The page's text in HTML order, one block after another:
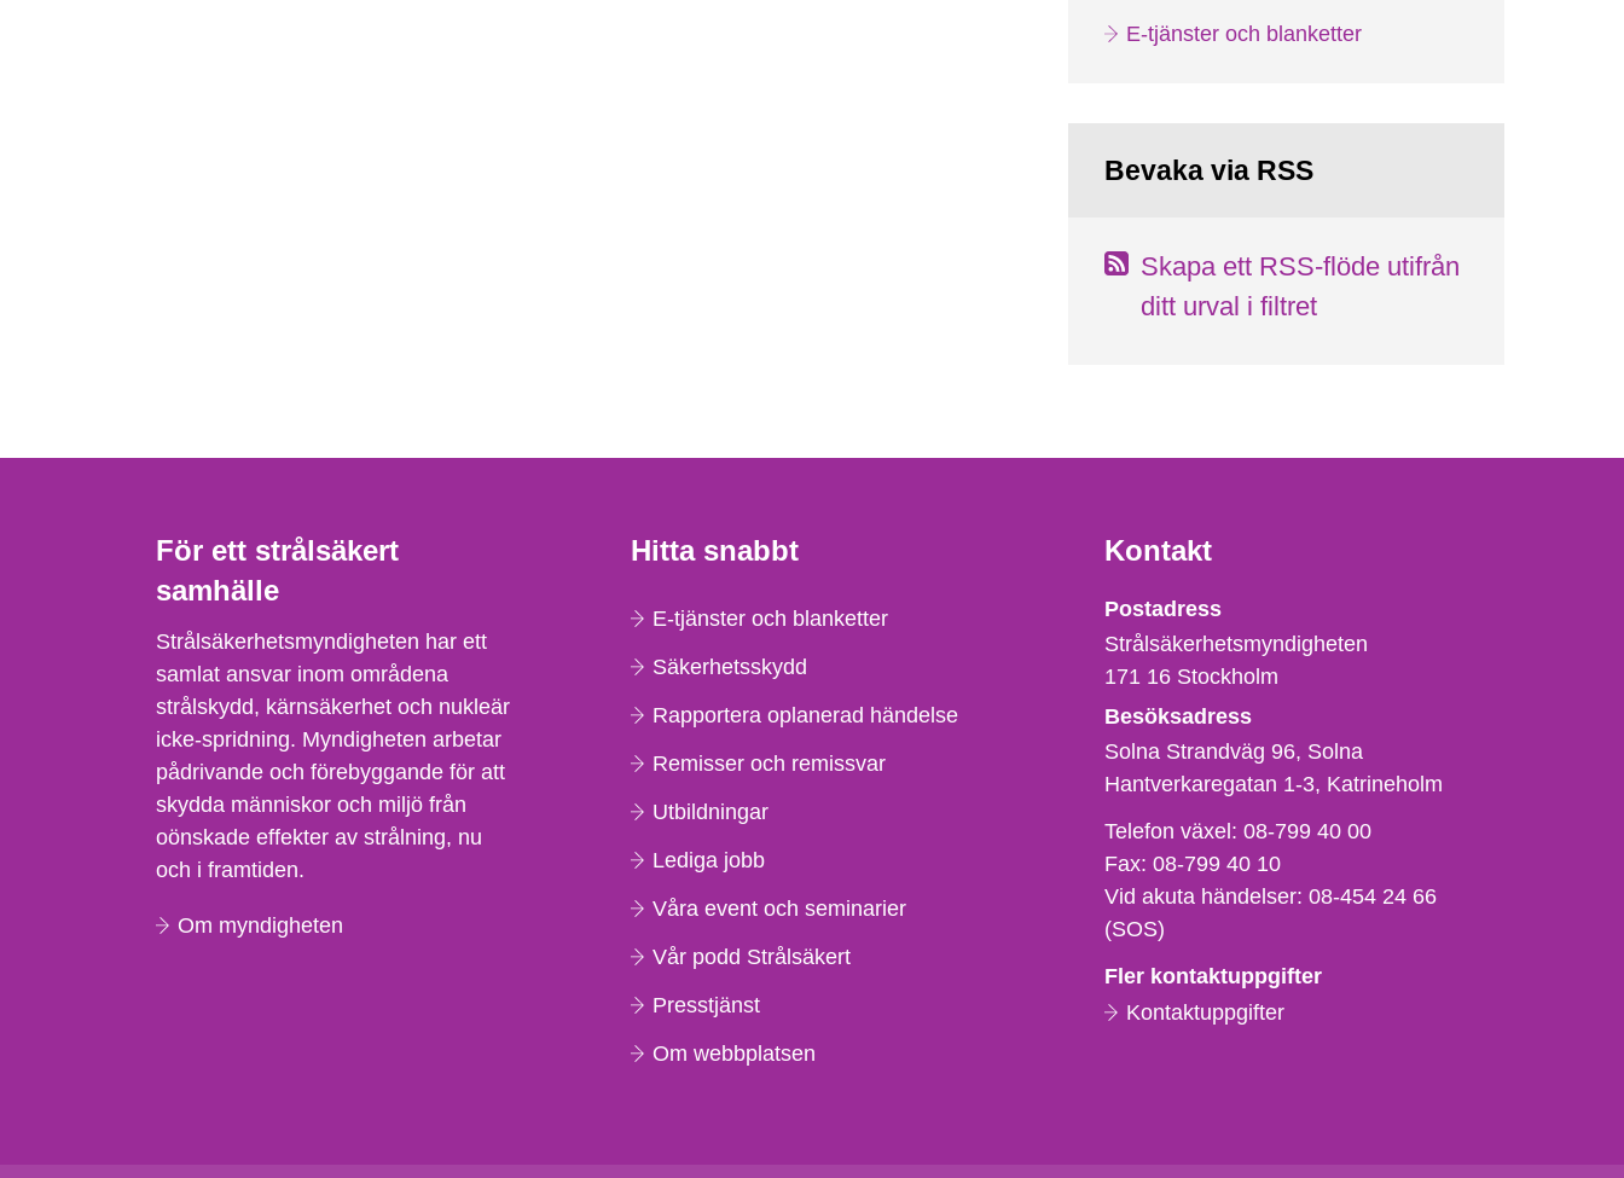
E-tjänster och blanketter
Bevaka via RSS
Skapa ett RSS-flöde utifrån
ditt urval i filtret
För ett strålsäkert
samhälle
Strålsäkerhetsmyndigheten har ett
samlat ansvar inom områdena
strålskydd, kärnsäkerhet och nukleär
icke-spridning. Myndigheten arbetar
pådrivande och förebyggande för att
skydda människor och miljö från
oönskade effekter av strålning, nu
och i framtiden.
Om myndigheten
Hitta snabbt
E-tjänster och blanketter
Säkerhetsskydd
Rapportera oplanerad händelse
Remisser och remissvar
Utbildningar
Lediga jobb
Våra event och seminarier
Vår podd Strålsäkert
Presstjänst
Om webbplatsen
Kontakt
Strålsäkerhetsmyndigheten
Postadress
Strålsäkerhetsmyndigheten
171 16 Stockholm
Besöksadress
Solna Strandväg 96, Solna
Hantverkaregatan 1-3 Katrineholm
Telefon,
fax
och
e-
Telefon växel:08-799 40 00
Fax:08-799 40 10
Vid akuta händelser:08-454 24 66
(SOS)
Fler kontaktuppgifter
Kontaktuppgifter